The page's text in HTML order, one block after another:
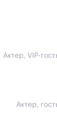
Актер, VIP-
Актер,